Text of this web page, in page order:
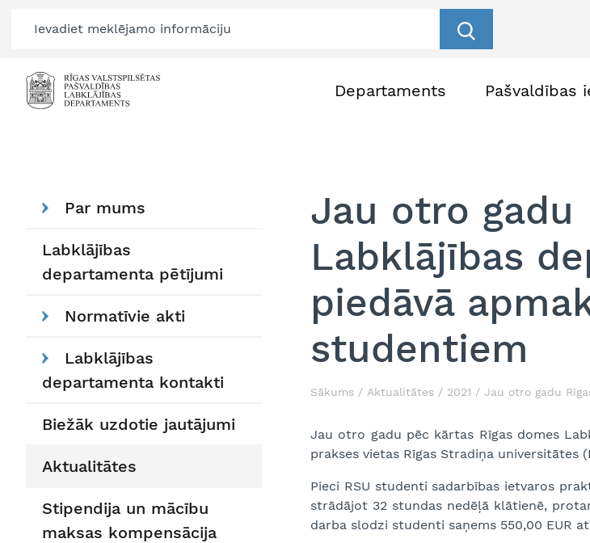
Departaments Pašvaldības
Par mums
Labklājības
departamenta pētījumi
Normatīvie akti
Labklājības
departamenta kontakti
Biežāk uzdotie jautājumi
Aktualitātes
Stipendija un mācību
maksas kompensācija
Jau otro gadu
Labklājības
piedāvā
studentiem
Sākums Aktualitātes 2021 Jau otro gadu
Jau otro gadu pēc kārtas Rīgas domes
prakses vietas Rīgas Stradiņa universitātes
Pieci RSU studenti sadarbības ietvaros
strādājot 32 stundas nedēļā klātienē,
darba slodzi studenti saņems 550,00 EUR